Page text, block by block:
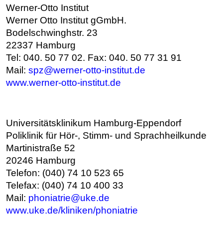
Werner-Otto Institut
Werner Otto Institut gGmbH.
Bodelschwinghstr. 23
22337 Hamburg
Tel: 040. 50 77 02. Fax: 040. 50 77 31 91
Mail: spz@werner-otto-institut.de
www.werner-otto-institut.de
Universitätsklinikum Hamburg-Eppendorf
Poliklinik für Hör-, Stimm- und Sprachheilkunde
Martinistraße 52
20246 Hamburg
Telefon: (040) 74 10 523 65
Telefax: (040) 74 10 400 33
Mail: phoniatrie@uke.de
www.uke.de/kliniken/phoniatrie